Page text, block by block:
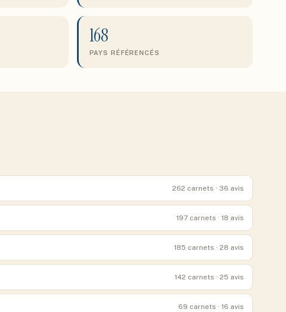
168
PAYS RÉFÉRENCÉS
262 carnets · 36 avis
197 carnets · 18 avis
185 carnets · 28 avis
142 carnets · 25 avis
69 carnets · 16 avis